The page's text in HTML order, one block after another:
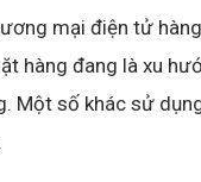
mại điện tử
hàng đang là xu
Một số khác sử